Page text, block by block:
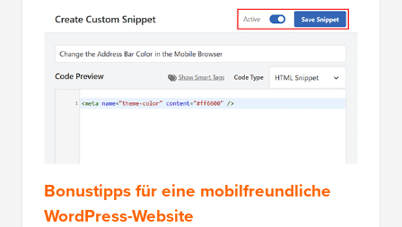
Bonustipps für eine mobilfreundliche
WordPress-Website